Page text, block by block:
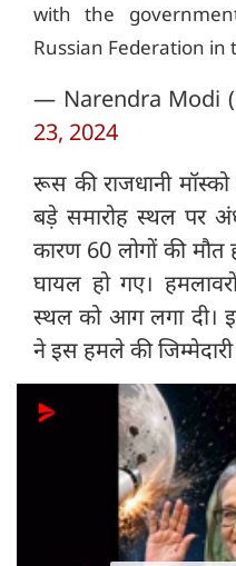
with the
Russian Federation
— Narendra Modi
23, 2024
रूस की राजधानी
बड़े समारोह स्थल पर
कारण 60 लोगों की
घायल हो गए।
स्थल को आग लगा दी।
ने इस हमले की जिम्मेदारी